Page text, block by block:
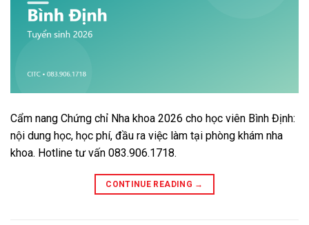
Cẩm nang Chứng chỉ Nha khoa 2026 cho học viên Bình Định:
nội dung học, học phí, đầu ra việc làm tại phòng khám nha
khoa. Hotline tư vấn 083.906.1718.
CONTINUE READING →